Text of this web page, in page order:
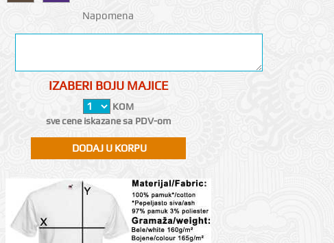
Napomena
IZABERI BOJU MAJICE
KOM
sve cene iskazane sa PDV-om